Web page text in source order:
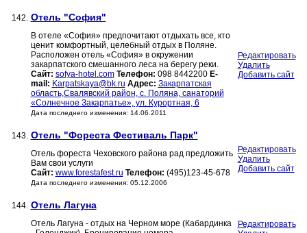
142. Отель "София"
В отеле «София» предпочитают отдыхать все, кто
ценит комфортный, целебный отдых в Поляне.
Расположен отель «София» в окружении
закарпатского смешанного леса на берегу реки.
Сайт: sofya-hotel.com Телефон: 098 8442200 E-
mail: Karpatskaya@bk.ru Адрес: Закарпатская
область,Свалявский район, с. Поляна, санаторий
«Солнечное Закарпатье», ул. Курортная, 6
Дата последнего изменения: 14.06.2011
Редактировать
Удалить
Добавить сайт
143. Отель "Фореста Фестиваль Парк"
Отель фореста Чеховского района рад предложить
Вам свои услуги
Сайт: www.forestafest.ru Телефон: (495)123-45-678
Дата последнего изменения: 05.12.2006
Редактировать
Удалить
Добавить сайт
144. Отель Лагуна
Отель Лагуна - отдых на Черном море (Кабардинка
Редактировать